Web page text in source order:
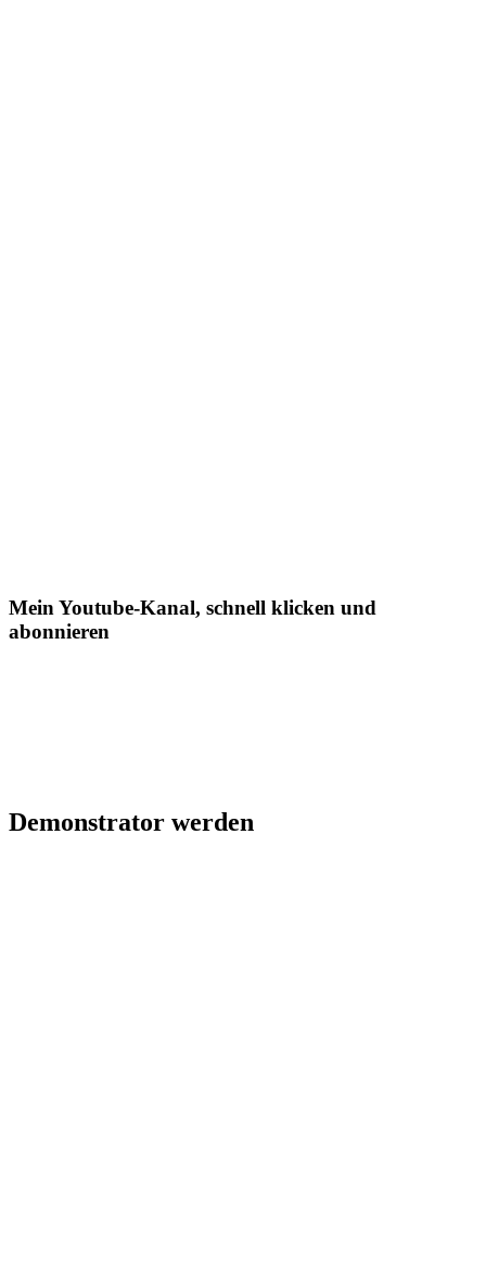
Mein Youtube-Kanal, schnell klicken und
abonnieren
Demonstrator werden